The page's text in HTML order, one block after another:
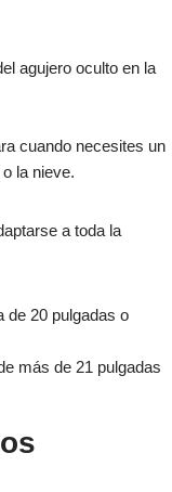
agujero oculto en la
cuando necesites un
la nieve.
a toda la
de 20 pulgadas o
más de 21 pulgadas